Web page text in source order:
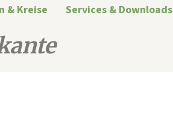
& Kreise Services & Downloads